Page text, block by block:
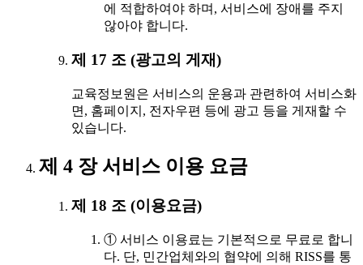
에 적합하여야 하며, 서비스에 장애를 주지
않아야 합니다.
제 17 조 (광고의 게재)
교육정보원은 서비스의 운용과 관련하여 서비스화
면, 홈페이지, 전자우편 등에 광고 등을 게재할 수
있습니다.
제 4 장 서비스 이용 요금
제 18 조 (이용요금)
① 서비스 이용료는 기본적으로 무료로 합니
다. 단, 민간업체와의 협약에 의해 RISS를 통